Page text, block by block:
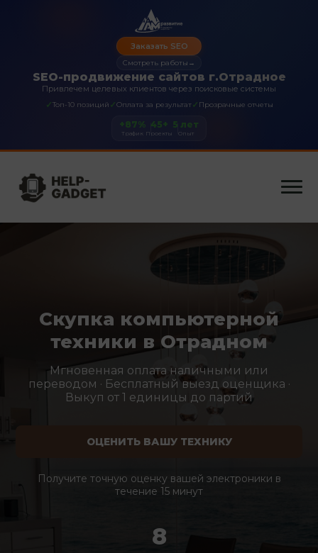
SEO-продвижение сайтов г.Отрадное
Привлечем целевых клиентов через поисковые системы
✓Топ-10 позиций ✓Оплата за результат✓ Прозрачные отчеты
Заказать SEO
Смотреть работы →
+87%
Трафик
45+
Проекты
5 лет
Опыт
Скупка компьютерной
техники в Отрадном
Мгновенная оплата наличными или
переводом · Бесплатный выезд оценщика ·
Выкуп от 1 единицы до партий
ОЦЕНИТЬ ВАШУ ТЕХНИКУ
Получите точную оценку вашей электроники в
течение 15 минут
8